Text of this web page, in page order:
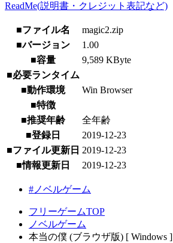
ReadMe(説明書・クレジット表記など)
■ファイル名
magic2.zip
■バージョン
1.00
■容量
9,589 KByte
■必要ランタイム
■動作環境
Win Browser
■特徴
■推奨年齢
全年齢
■登録日
2019-12-23
■ファイル更新日 2019-12-23
■情報更新日
2019-12-23
#ノベルゲーム
フリーゲームTOP
ノベルゲーム
本当の僕 (ブラウザ版) [ Windows ]